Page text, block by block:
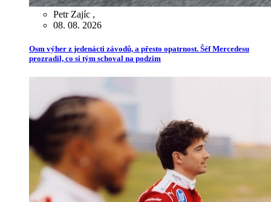
Petr Zajíc ,
08. 08. 2026
Osm výher z jedenácti závodů, a přesto opatrnost. Šéf Mercedesu
prozradil, co si tým schoval na podzim